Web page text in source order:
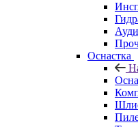
Оснастка